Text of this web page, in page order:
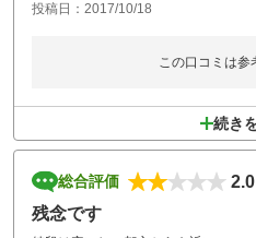
投稿日：2017/10/18
この口コミは参
続き
総合評価
2.0
残念です